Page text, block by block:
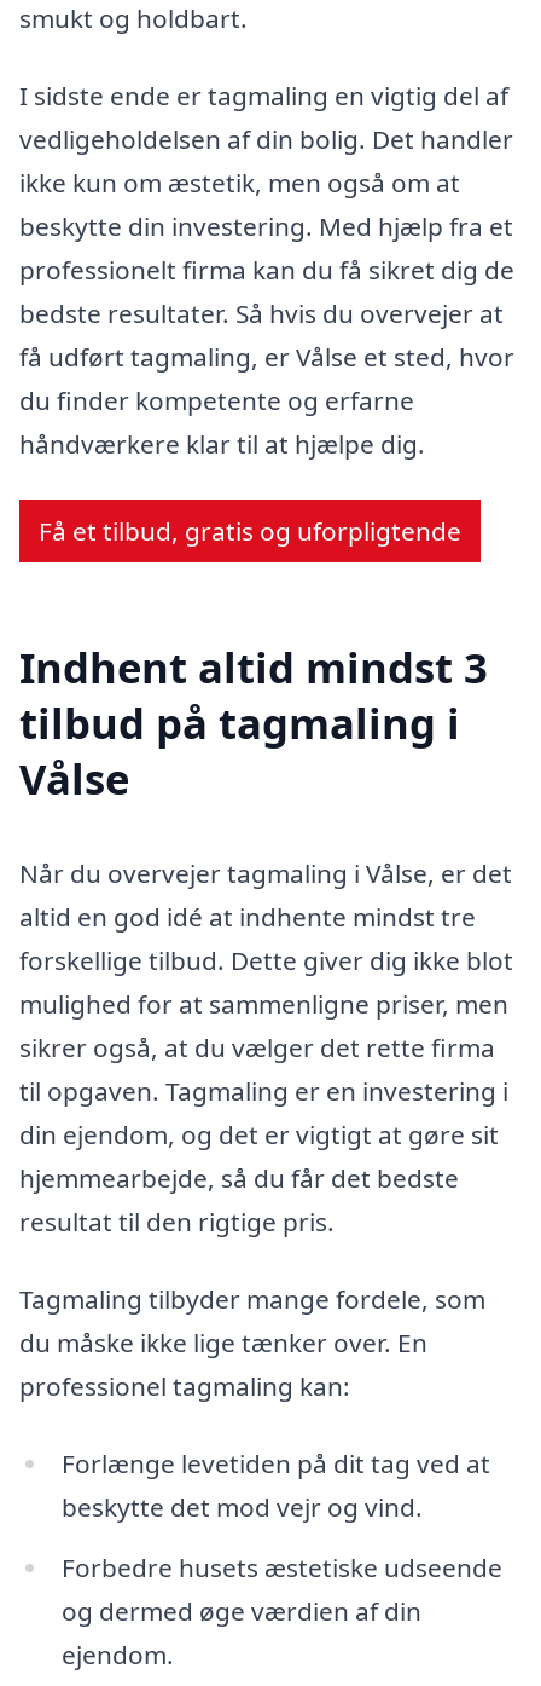
smukt og holdbart.
I sidste ende er tagmaling en vigtig del af
vedligeholdelsen af din bolig. Det handler
ikke kun om æstetik, men også om at
beskytte din investering. Med hjælp fra et
professionelt firma kan du få sikret dig de
bedste resultater. Så hvis du overvejer at
få udført tagmaling, er Vålse et sted, hvor
du finder kompetente og erfarne
håndværkere klar til at hjælpe dig.
Få et tilbud, gratis og uforpligtende
Indhent altid mindst 3
tilbud på tagmaling i
Vålse
Når du overvejer tagmaling i Vålse, er det
altid en god idé at indhente mindst tre
forskellige tilbud. Dette giver dig ikke blot
mulighed for at sammenligne priser, men
sikrer også, at du vælger det rette firma
til opgaven. Tagmaling er en investering i
din ejendom, og det er vigtigt at gøre sit
hjemmearbejde, så du får det bedste
resultat til den rigtige pris.
Tagmaling tilbyder mange fordele, som
du måske ikke lige tænker over. En
professionel tagmaling kan:
Forlænge levetiden på dit tag ved at
beskytte det mod vejr og vind.
Forbedre husets æstetiske udseende
og dermed øge værdien af din
ejendom.